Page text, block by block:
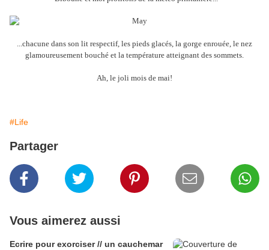
...chacune dans son lit respectif, les pieds glacés, la gorge enrouée, le nez
glamoureusement bouché et la température atteignant des sommets.
Ah, le joli mois de mai!
#Life
Partager
Vous aimerez aussi
Ecrire pour exorciser // un cauchemar